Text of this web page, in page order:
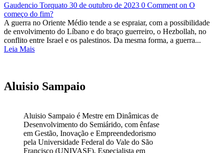
Gaudencio Torquato 30 de outubro de 2023 0 Comment on O
começo do fim?
A guerra no Oriente Médio tende a se espraiar, com a possibilidade
de envolvimento do Líbano e do braço guerreiro, o Hezbollah, no
conflito entre Israel e os palestinos. Da mesma forma, a guerra...
Leia Mais
Aluisio Sampaio
Aluisio Sampaio é Mestre em Dinâmicas de
Desenvolvimento do Semiárido, com ênfase
em Gestão, Inovação e Empreendedorismo
pela Universidade Federal do Vale do São
Francisco (UNIVASF). Especialista em